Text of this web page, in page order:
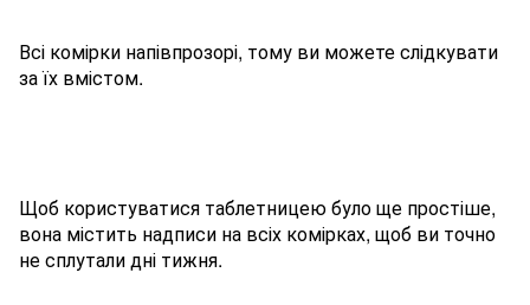
Всі комірки напівпрозорі, тому ви можете слідкувати
за їх вмістом.
Щоб користуватися таблетницею було ще простіше,
вона містить надписи на всіх комірках, щоб ви точно
не сплутали дні тижня.